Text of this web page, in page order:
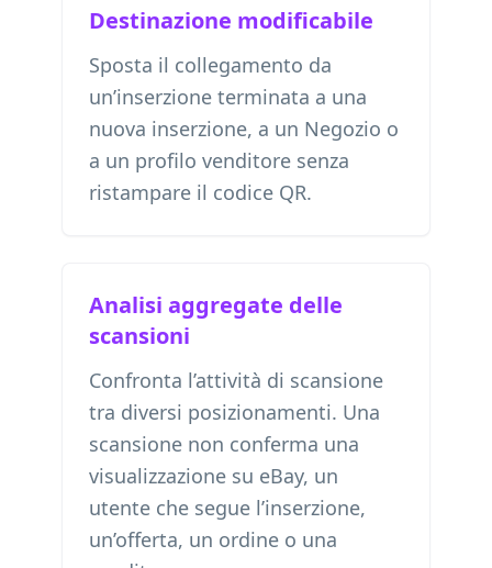
Destinazione modificabile
Sposta il collegamento da
un’inserzione terminata a una
nuova inserzione, a un Negozio o
a un profilo venditore senza
ristampare il codice QR.
Analisi aggregate delle
scansioni
Confronta l’attività di scansione
tra diversi posizionamenti. Una
scansione non conferma una
visualizzazione su eBay, un
utente che segue l’inserzione,
un’offerta, un ordine o una